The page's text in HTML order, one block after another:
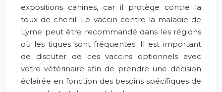
expositions canines, car il protège contre la
toux de chenil. Le vaccin contre la maladie de
Lyme peut être recommandé dans les régions
où les tiques sont fréquentes. Il est important
de discuter de ces vaccins optionnels avec
votre vétérinaire afin de prendre une décision
éclairée en fonction des besoins spécifiques de